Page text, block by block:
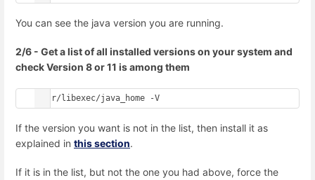
You can see the java version you are running.
2/6 - Get a list of all installed versions on your system and
check Version 8 or 11 is among them
/usr/libexec/java_home -V
If the version you want is not in the list, then install it as
explained in this section.
If it is in the list, but not the one you had above, force the